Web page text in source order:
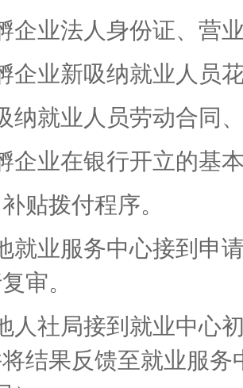
业法人身份证、营业
业新吸纳就业人员花
就业人员劳动合同、
业在银行开立的基
拨付程序。
业服务中心接到申请
审。
社局接到就业中心初
结果反馈至就业服